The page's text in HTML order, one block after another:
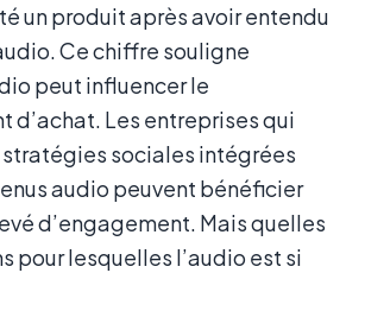
un produit après avoir entendu
Ce chiffre souligne
peut influencer le
d’achat. Les entreprises qui
sociales intégrées
audio peuvent bénéficier
d’engagement. Mais quelles
pour lesquelles l’audio est si